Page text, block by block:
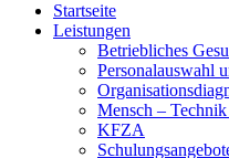
Startseite
Leistungen
Betriebliches
Personalauswahl
Mensch –
KFZA